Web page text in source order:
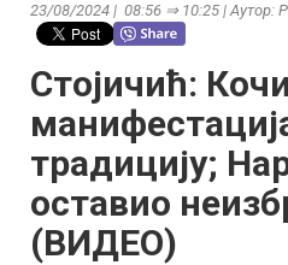
23/08/2024 | 08:56 ⇒ 10:25 | Аутор:
Стојичић:
традицију;
оставио
(ВИДЕО)